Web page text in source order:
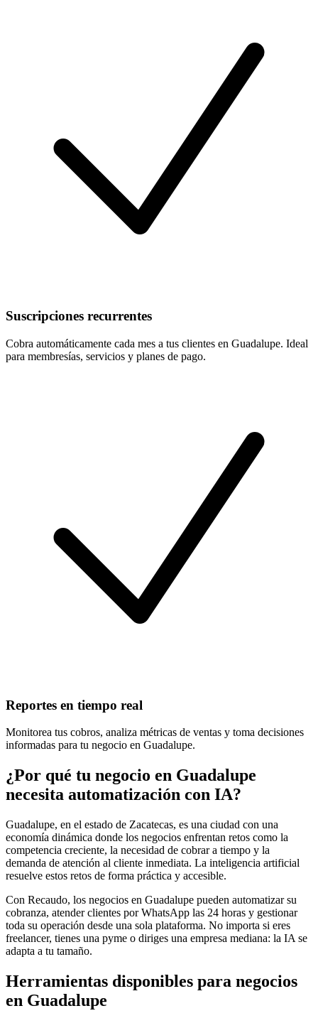
Suscripciones recurrentes
Cobra automáticamente cada mes a tus clientes en Guadalupe. Ideal
para membresías, servicios y planes de pago.
Reportes en tiempo real
Monitorea tus cobros, analiza métricas de ventas y toma decisiones
informadas para tu negocio en Guadalupe.
¿Por qué tu negocio en Guadalupe
necesita automatización con IA?
Guadalupe, en el estado de Zacatecas, es una ciudad con una
economía dinámica donde los negocios enfrentan retos como la
competencia creciente, la necesidad de cobrar a tiempo y la
demanda de atención al cliente inmediata. La inteligencia artificial
resuelve estos retos de forma práctica y accesible.
Con Recaudo, los negocios en Guadalupe pueden automatizar su
cobranza, atender clientes por WhatsApp las 24 horas y gestionar
toda su operación desde una sola plataforma. No importa si eres
freelancer, tienes una pyme o diriges una empresa mediana: la IA se
adapta a tu tamaño.
Herramientas disponibles para negocios
en Guadalupe